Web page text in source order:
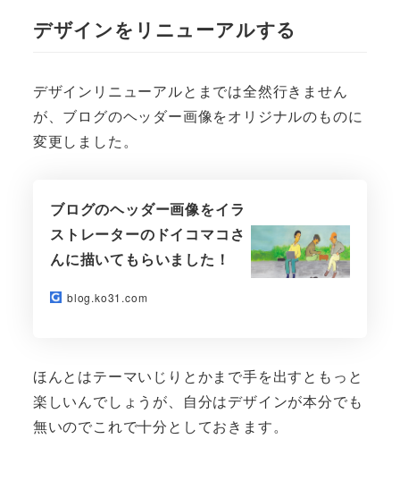
デザインをリニューアルする
デザインリニューアルとまでは全然行きません
が、ブログのヘッダー画像をオリジナルのものに
変更しました。
ブログのヘッダー画像をイラ
ストレーターのドイコマコさ
んに描いてもらいました！
blog.ko31.com
ほんとはテーマいじりとかまで手を出すともっと
楽しいんでしょうが、自分はデザインが本分でも
無いのでこれで十分としておきます。